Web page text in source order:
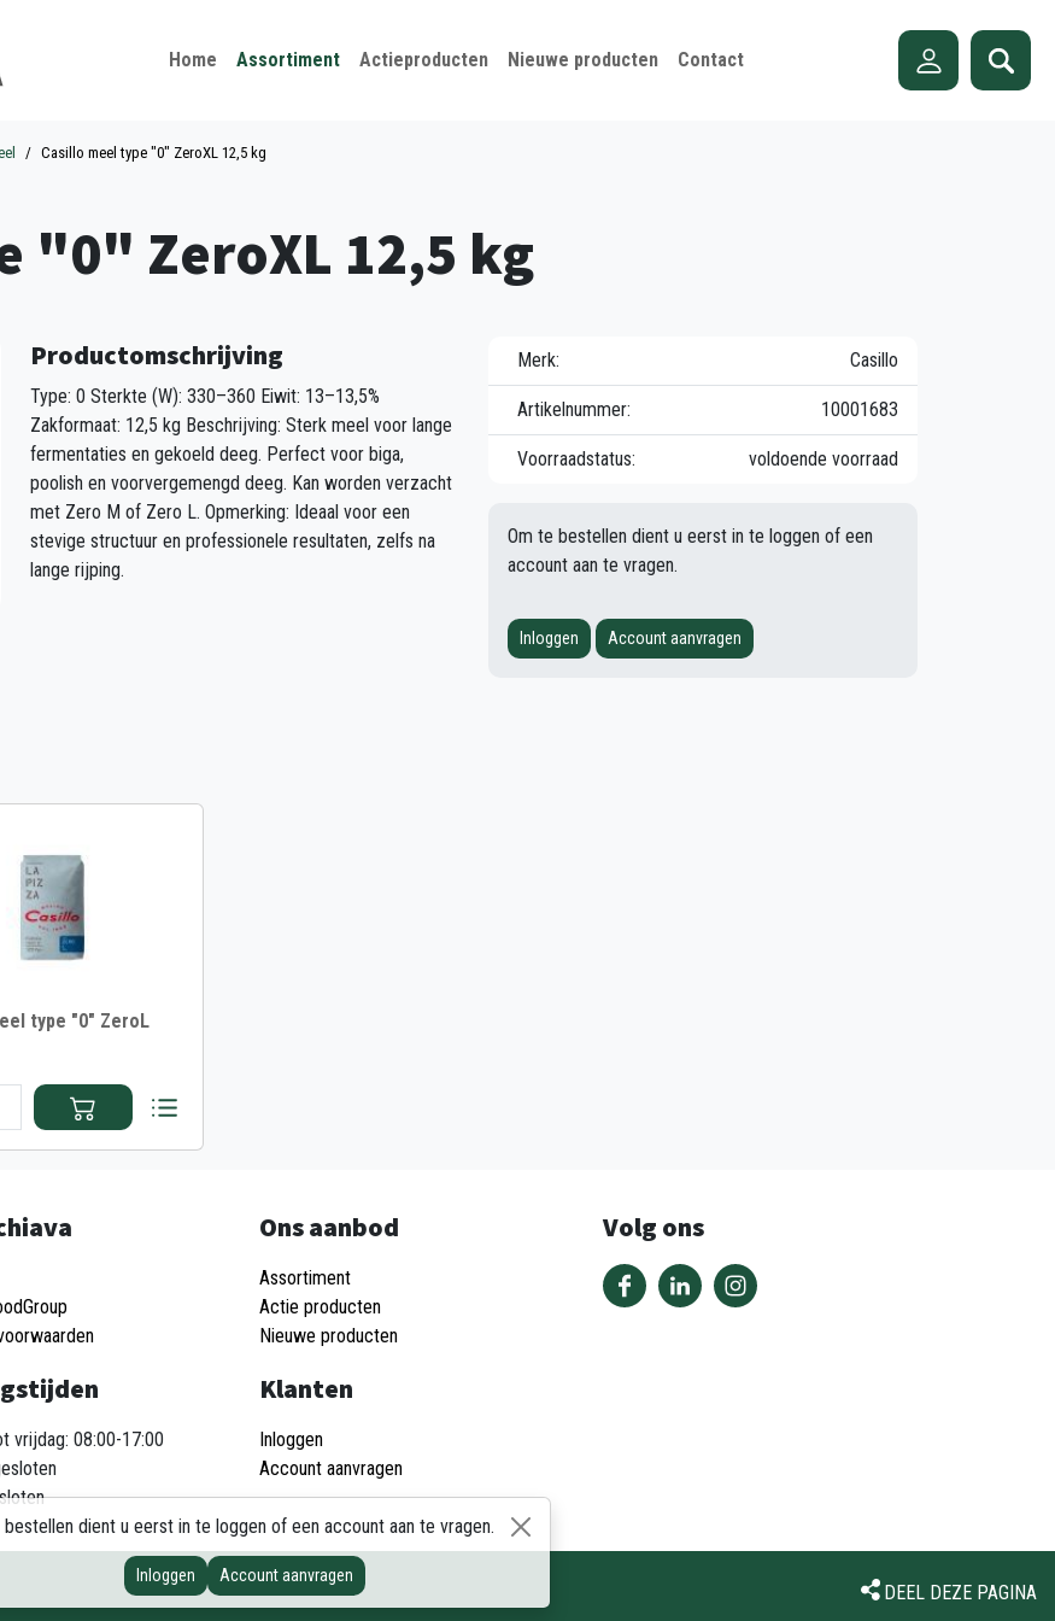
Home Assortiment Actieproducten Nieuwe producten Contact
Casillo meel type "0" ZeroXL 12,5 kg
"0" ZeroXL 12,5 kg
Productomschrijving
Type: 0 Sterkte (W): 330–360 Eiwit: 13–13,5%
Zakformaat: 12,5 kg Beschrijving: Sterk meel voor lange
fermentaties en gekoeld deeg. Perfect voor biga,
poolish en voorvergemengd deeg. Kan worden verzacht
met Zero M of Zero L. Opmerking: Ideaal voor een
stevige structuur en professionele resultaten, zelfs na
lange rijping.
Merk: Casillo
Artikelnummer: 10001683
Voorraadstatus: voldoende voorraad
Om te bestellen dient u eerst in te loggen of een
account aan te vragen.
Inloggen Account aanvragen
type "0" ZeroL
bestellen dient u eerst in te loggen of een account aan te vragen.
Inloggen Account aanvragen
vrijdag: 08:00-17:00
Ons aanbod
Assortiment
Actie producten
Nieuwe producten
Klanten
Inloggen
Account aanvragen
Volg ons
DEEL DEZE PAGINA